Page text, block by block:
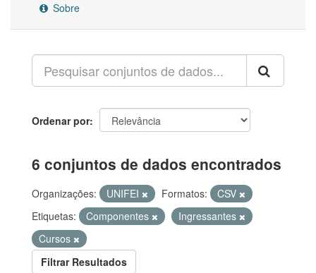
Sobre
Ordenar por
6 conjuntos de dados encontrados
Organizações: UNIFEI Formatos:
CSV
Etiquetas:
Componentes
Ingressantes
Cursos
Filtrar Resultados